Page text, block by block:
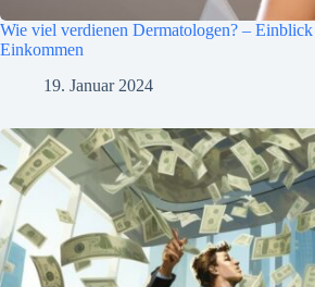
Wie viel verdienen Dermatologen? – Einblick
Einkommen
19. Januar 2024